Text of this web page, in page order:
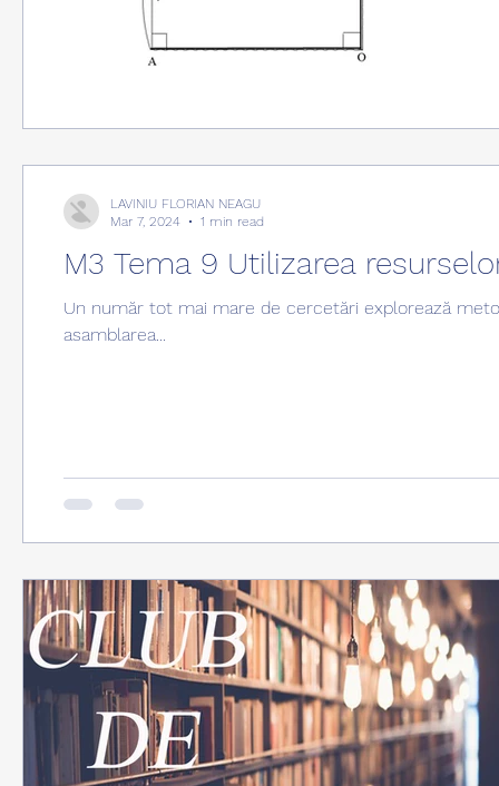
M3 Tema 9 Utilizarea
Un număr tot mai mare de cercetări explorează
asamblarea...
LAVINIU FLORIAN NEAGU
Mar 7, 2024
1 min read